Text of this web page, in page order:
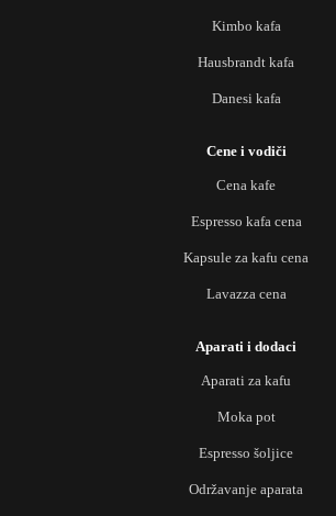
Kimbo kafa
Hausbrandt kafa
Danesi kafa
Cene i vodiči
Cena kafe
Espresso kafa cena
Kapsule za kafu cena
Lavazza cena
Aparati i dodaci
Aparati za kafu
Moka pot
Espresso šoljice
Održavanje aparata